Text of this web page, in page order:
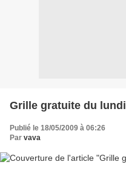
Grille gratuite du lundi
Publié le 18/05/2009 à 06:26
Par vava